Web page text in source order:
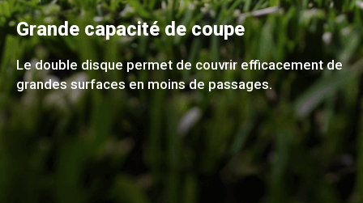
Grande capacité de coupe
Le double disque permet de couvrir efficacement de
grandes surfaces en moins de passages.